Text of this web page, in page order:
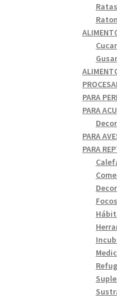
Ratas
PARA
PARA
PARA
PARA